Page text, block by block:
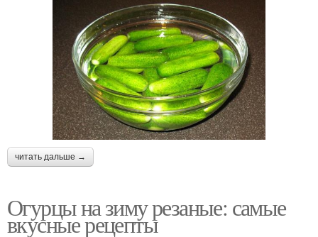
читать дальше →
Огурцы на зиму резаные: самые
вкусные рецепты